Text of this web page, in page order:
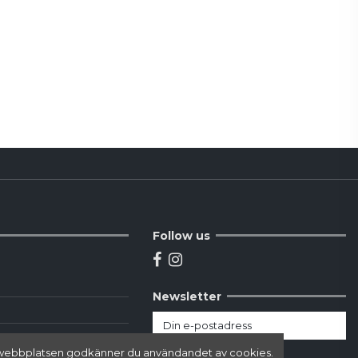
Follow us
Newsletter
godkänner du användandet av cookies.